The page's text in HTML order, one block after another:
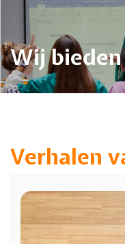
Wij
Previous
Next
Verhalen